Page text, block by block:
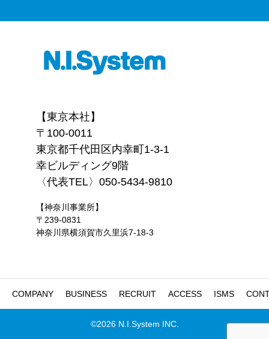
【東京本社】
〒100-0011
東京都千代田区内幸町1-3-1
幸ビルディング9階
〈代表TEL〉050-5434-9810
【神奈川事業所】
〒239-0831
神奈川県横須賀市久里浜7-18-3
COMPANY BUSINESS RECRUIT ACCESS ISMS
©2026 N.I.System INC.